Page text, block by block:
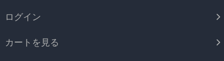
ログイン
カートを見る